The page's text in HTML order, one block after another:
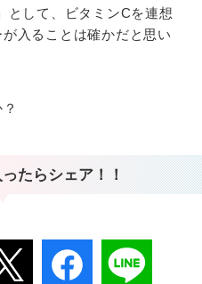
として、ビタミンCを連想
入ることは確かだと思い
たらシェア！！